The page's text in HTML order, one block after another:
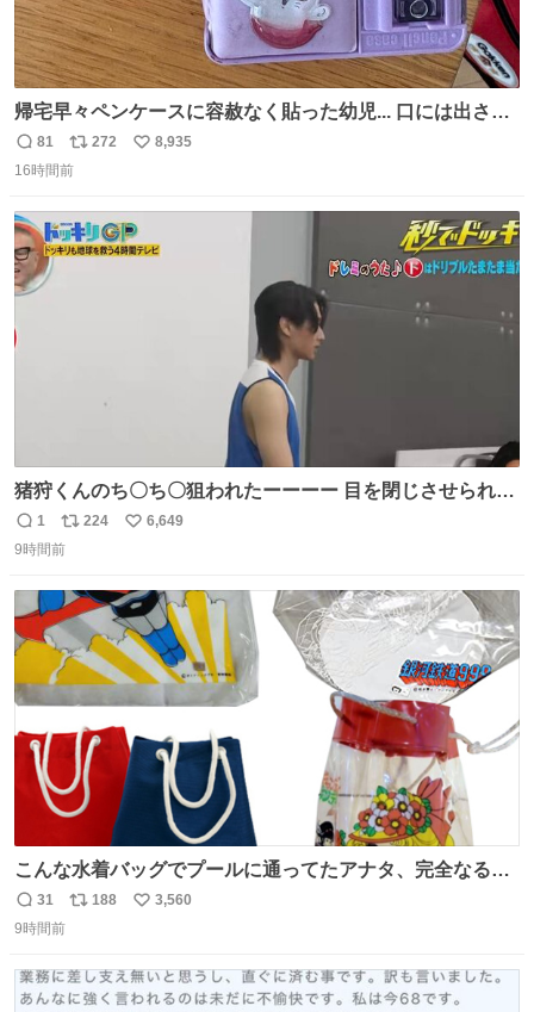
帰宅早々ペンケースに容赦なく貼った幼児... 口には出さぬ
が勿体無い精神で心がざわつく.....ッ
返
信
81
リ
ポ
ト
数
272
い
数
8,935
16時間前
猪狩くんのち〇ち〇狙われたーーーー 目を閉じさせられて
やっとたまたま成功わろた🏀ｗｗ ⠀ そしていつものD見て
おもいっきりボール投げつけんのほんまにｗｗｗｗｗ ぺし
返
信
1
リ
ポ
ト
数
224
い
数
6,649
9時間前
こんな水着バッグでプールに通ってたアナタ、完全なる同
世代（笑） #70年代 #80年代 #昭和レトロ
返
信
31
リ
ト
188
い
数
3,560
9時間前